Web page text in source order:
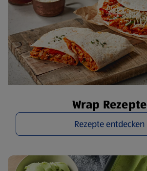
Wrap Rezepte
Rezepte entdecken